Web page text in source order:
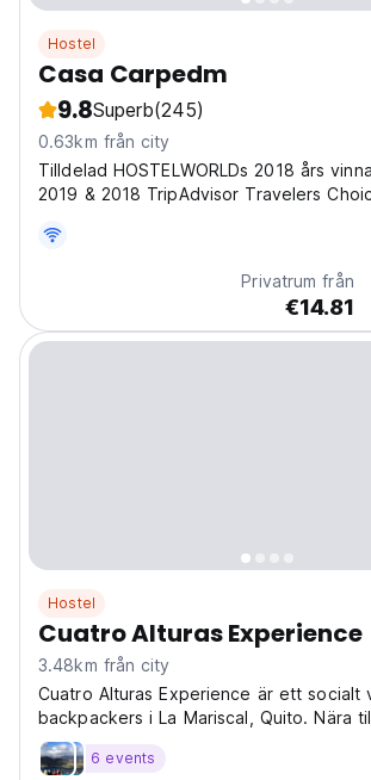
Hostel
Casa Carpedm
9.8Superb(245)
0.63km från city
Tilldelad HOSTELWORLDs 2018 års
2019 & 2018 TripAdvisor Travelers
och börja din resa med ett leende!
Privatrum från
€14.81
Hostel
Cuatro Alturas Experience
3.48km från city
Cuatro Alturas Experience är ett socialt
backpackers i La Mariscal, Quito. Nära
barer och Quitos bästa turer. (Auto-
original language)
6 events